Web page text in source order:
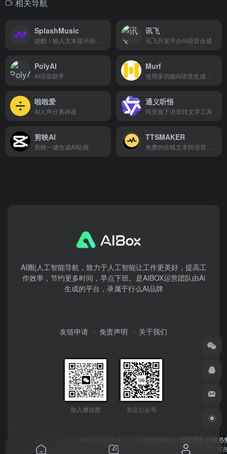
相关导航
SplashMusic 讯飞
讯飞开发平台AI语音合成
PolyAI
AI语音助手
Murf
啦啦爱
AI人声分离神器
通义听悟
阿里旗下语音转文字工具
剪映AI
剪映一键生成AI绘画
TTSMAKER
AI圈|人工智能导航，致力于人工智能让工作更美好，提高工
作效率，节约更多时间，早点下班。是AIBOX运营团队由Ai
生成的平台，录属于行么AI品牌
友链申请 免责声明 关于我们
加入微信群 关注公众号
© 2026 simj.cn 版权所有 仿冒必
本网站所有数据均受《著作权法》及授权作者保护，数据侵权严重者将